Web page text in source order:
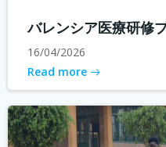
バレンシア医療研修
16/04/2026
Read more